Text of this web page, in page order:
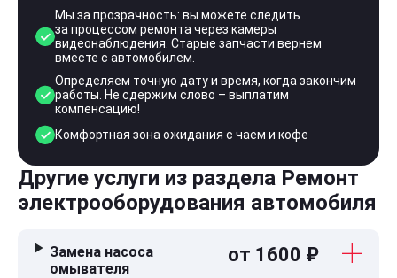
Мы за прозрачность: вы можете следить
за процессом ремонта через камеры
видеонаблюдения. Старые запчасти вернем
вместе с автомобилем.
Определяем точную дату и время, когда закончим
работы. Не сдержим слово – выплатим
компенсацию!
Комфортная зона ожидания с чаем и кофе
Другие услуги из раздела Ремонт
электрооборудования автомобиля
Замена насоса
омывателя
от 1600 ₽